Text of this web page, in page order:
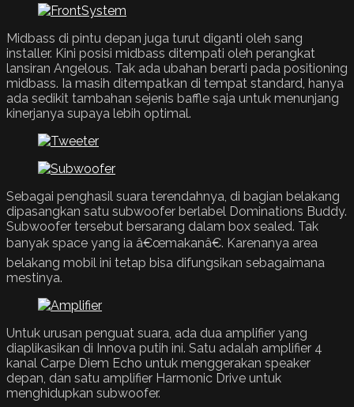
Midbass di pintu depan juga turut diganti oleh sang
installer. Kini posisi midbass ditempati oleh perangkat
lansiran Angelous. Tak ada ubahan berarti pada positioning
midbass. Ia masih ditempatkan di tempat standard, hanya
ada sedikit tambahan sejenis baffle saja untuk menunjang
kinerjanya supaya lebih optimal.
Sebagai penghasil suara terendahnya, di bagian belakang
dipasangkan satu subwoofer berlabel Dominations Buddy.
Subwoofer tersebut bersarang dalam box sealed. Tak
banyak space yang ia â€œmakanâ€. Karenanya area
belakang mobil ini tetap bisa difungsikan sebagaimana
mestinya.
Untuk urusan penguat suara, ada dua amplifier yang
diaplikasikan di Innova putih ini. Satu adalah amplifier 4
kanal Carpe Diem Echo untuk menggerakan speaker
depan, dan satu amplifier Harmonic Drive untuk
menghidupkan subwoofer.